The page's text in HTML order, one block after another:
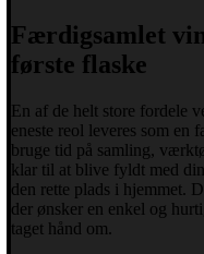
Færdigsamlet
første flaske
En af de helt store fordele
eneste reol leveres som
bruge tid på samling,
klar til at blive fyldt med
den rette plads i hjemmet.
der ønsker en enkel og
taget hånd om.